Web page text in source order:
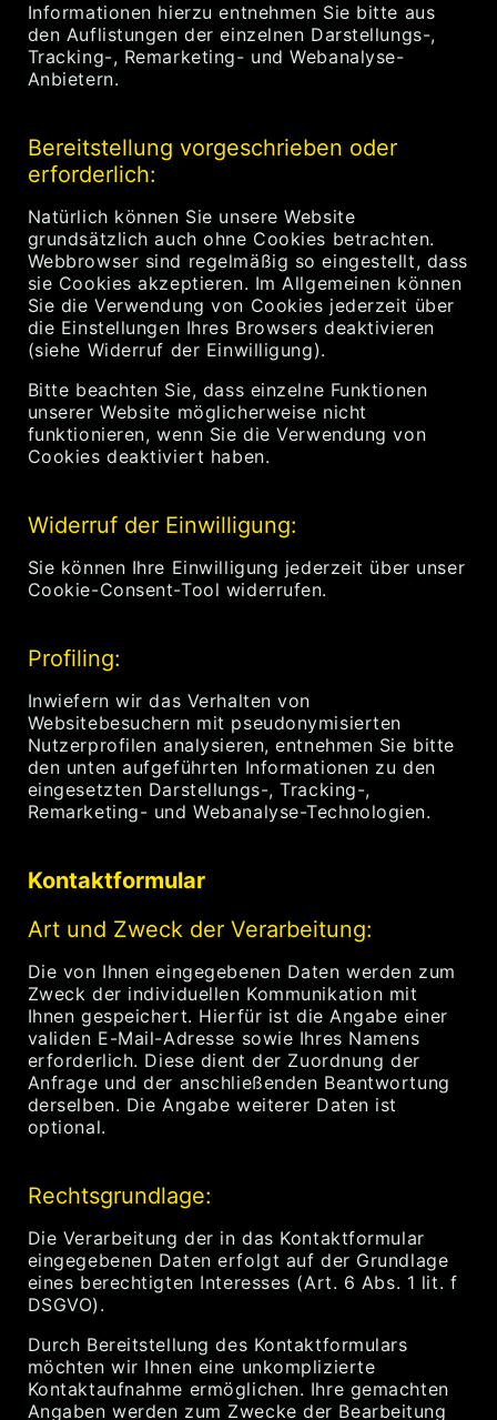
Informationen hierzu entnehmen Sie bitte aus
den Auflistungen der einzelnen Darstellungs-,
Tracking-, Remarketing- und Webanalyse-
Anbietern.
Bereitstellung vorgeschrieben oder
erforderlich:
Natürlich können Sie unsere Website
grundsätzlich auch ohne Cookies betrachten.
Webbrowser sind regelmäßig so eingestellt, dass
sie Cookies akzeptieren. Im Allgemeinen können
Sie die Verwendung von Cookies jederzeit über
die Einstellungen Ihres Browsers deaktivieren
(siehe Widerruf der Einwilligung).
Bitte beachten Sie, dass einzelne Funktionen
unserer Website möglicherweise nicht
funktionieren, wenn Sie die Verwendung von
Cookies deaktiviert haben.
Widerruf der Einwilligung:
Sie können Ihre Einwilligung jederzeit über unser
Cookie-Consent-Tool widerrufen.
Profiling:
Inwiefern wir das Verhalten von
Websitebesuchern mit pseudonymisierten
Nutzerprofilen analysieren, entnehmen Sie bitte
den unten aufgeführten Informationen zu den
eingesetzten Darstellungs-, Tracking-,
Remarketing- und Webanalyse-Technologien.
Kontaktformular
Art und Zweck der Verarbeitung:
Die von Ihnen eingegebenen Daten werden zum
Zweck der individuellen Kommunikation mit
Ihnen gespeichert. Hierfür ist die Angabe einer
validen E-Mail-Adresse sowie Ihres Namens
erforderlich. Diese dient der Zuordnung der
Anfrage und der anschließenden Beantwortung
derselben. Die Angabe weiterer Daten ist
optional.
Rechtsgrundlage:
Die Verarbeitung der in das Kontaktformular
eingegebenen Daten erfolgt auf der Grundlage
eines berechtigten Interesses (Art. 6 Abs. 1 lit. f
DSGVO).
Durch Bereitstellung des Kontaktformulars
möchten wir Ihnen eine unkomplizierte
Kontaktaufnahme ermöglichen. Ihre gemachten
Angaben werden zum Zwecke der Bearbeitung